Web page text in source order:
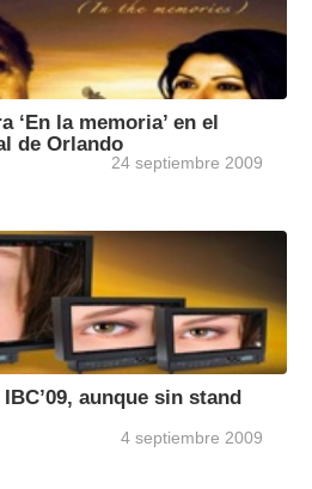
‘En la memoria’ en el
de Orlando
24 septiembre 2009
aunque sin stand
4 septiembre 2009